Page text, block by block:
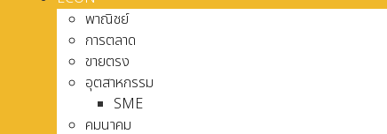
พาณิชย์
การตลาด
ขายตรง
อุตสาหกรรม
SME
คมนาคม